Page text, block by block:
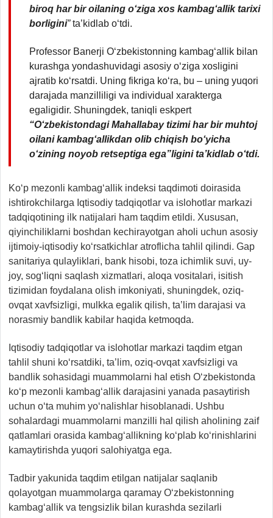
biroq har bir oilaning o‘ziga xos kambag‘allik tarixi
borligini”ta’kidlab o‘tdi.
Professor Banerji O‘zbekistonning kambag‘allik bilan
kurashga yondashuvidagi asosiy o‘ziga xosligini
ajratib ko‘rsatdi. Uning fikriga ko‘ra, bu – uning yuqori
darajada manzilliligi va individual xarakterga
egaligidir. Shuningdek, taniqli eskpert
“O‘zbekistondagi Mahallabay tizimi har bir muhtoj
oilani kambag‘allikdan olib chiqish bo‘yicha
o‘zining noyob retseptiga ega”ligini ta’kidlab o‘tdi.
Ko‘p mezonli kambag‘allik indeksi taqdimoti doirasida
ishtirokchilarga Iqtisodiy tadqiqotlar va islohotlar markazi
tadqiqotining ilk natijalari ham taqdim etildi. Xususan,
qiyinchiliklarni boshdan kechirayotgan aholi uchun asosiy
ijtimoiy-iqtisodiy ko‘rsatkichlar atroflicha tahlil qilindi. Gap
sanitariya qulayliklari, bank hisobi, toza ichimlik suvi, uy-
joy, sog‘liqni saqlash xizmatlari, aloqa vositalari, isitish
tizimidan foydalana olish imkoniyati, shuningdek, oziq-
ovqat xavfsizligi, mulkka egalik qilish, ta’lim darajasi va
norasmiy bandlik kabilar haqida ketmoqda.
Iqtisodiy tadqiqotlar va islohotlar markazi taqdim etgan
tahlil shuni ko‘rsatdiki, ta’lim, oziq-ovqat xavfsizligi va
bandlik sohasidagi muammolarni hal etish O‘zbekistonda
ko‘p mezonli kambag‘allik darajasini yanada pasaytirish
uchun o‘ta muhim yo‘nalishlar hisoblanadi. Ushbu
sohalardagi muammolarni manzilli hal qilish aholining zaif
qatlamlari orasida kambag‘allikning ko‘plab ko‘rinishlarini
kamaytirishda yuqori salohiyatga ega.
Tadbir yakunida taqdim etilgan natijalar saqlanib
qolayotgan muammolarga qaramay O‘zbekistonning
kambag‘allik va tengsizlik bilan kurashda sezilarli